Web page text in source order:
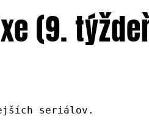
(9.
seriálov.